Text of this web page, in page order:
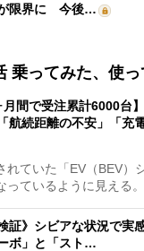
が限界に 今後…
乗ってみた、使っ
月間で受注累計6000台
航続距離の不安」「充
ていた「EV（BEV）
っているように見える
証》シビアな状況で実
ボ」と「スト…